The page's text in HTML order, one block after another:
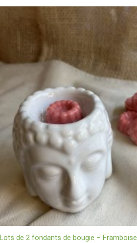
Lots de 2 fondants de bougie – Framboise